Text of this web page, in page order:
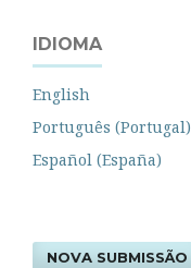
IDIOMA
English
Português (Portugal)
Español (España)
NOVA SUBMISSÃO